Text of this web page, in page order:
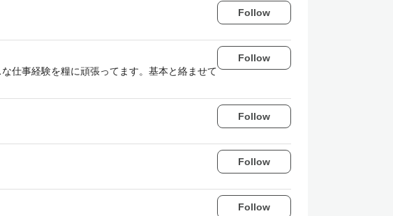
Follow
仕事経験を糧に頑張ってます。基本と絡ませて
Follow
Follow
Follow
Follow